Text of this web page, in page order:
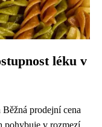
léku v
prodejní cena
pohybuje v rozmezí